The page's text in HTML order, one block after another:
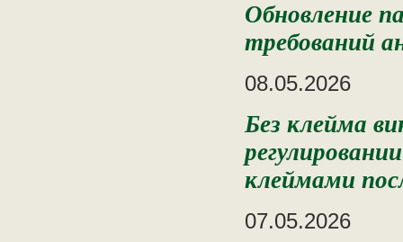
Обновление
требований
08.05.2026
Без клейма
клеймами
07.05.2026